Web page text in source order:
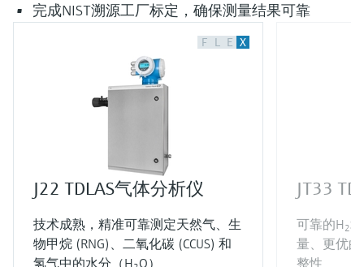
完成NIST溯源工厂标定，确保测量结果可靠
F L E X
J22 TDLAS气体分析仪
技术成熟，精准可靠测定天然气、生
物甲烷 (RNG)、二氧化碳 (CCUS) 和
氢气中的水分（H O）
JT33
可靠的H2S
量、更优
整性